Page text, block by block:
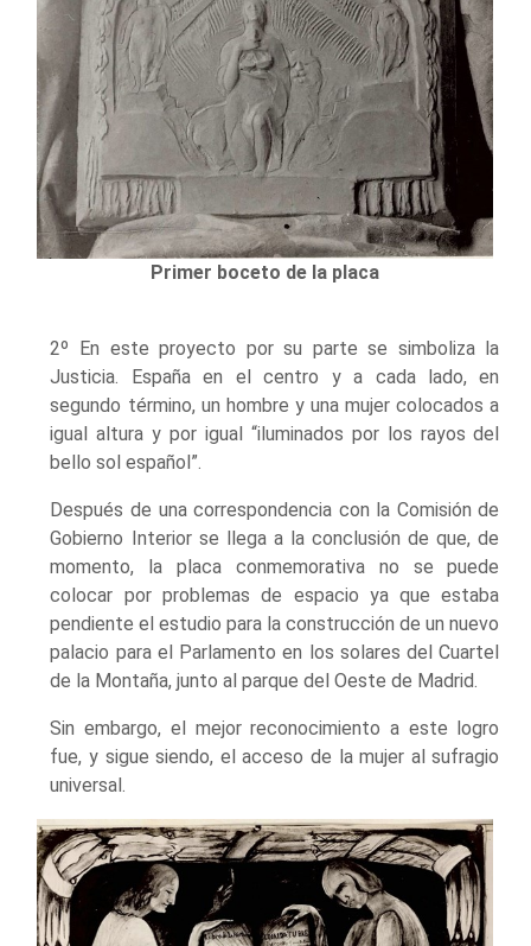
Primer boceto de la placa
2º En este proyecto por su parte se simboliza la
Justicia. España en el centro y a cada lado, en
segundo término, un hombre y una mujer colocados a
igual altura y por igual “iluminados por los rayos del
bello sol español”.
Después de una correspondencia con la Comisión de
Gobierno Interior se llega a la conclusión de que, de
momento, la placa conmemorativa no se puede
colocar por problemas de espacio ya que estaba
pendiente el estudio para la construcción de un nuevo
palacio para el Parlamento en los solares del Cuartel
de la Montaña, junto al parque del Oeste de Madrid.
Sin embargo, el mejor reconocimiento a este logro
fue, y sigue siendo, el acceso de la mujer al sufragio
universal.